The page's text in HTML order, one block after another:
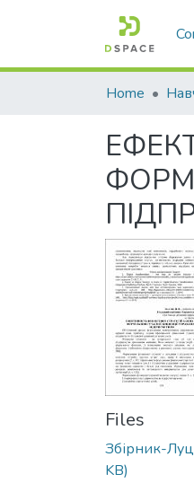
Home
Files
Збірник-
KB)